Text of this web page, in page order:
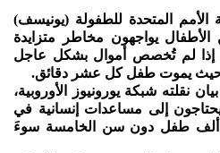
الأمم المتحدة للطفولة (يونيسف)
الأطفال يواجهون مخاطر متزايدة
إذا لم تُخصص أموال بشكل عاجل
حيث يموت طفل كل عشر دقائق.
نقلته شبكة يورونيوز الأوروبية،
طفل يحتاجون إلى مساعدات إنسانية في
اليمن، "يعاني أكثر من 540 ألف طفل دون سن الخامسة سوءَ